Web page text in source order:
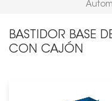
BASTIDOR BASE
CON CAJÓN